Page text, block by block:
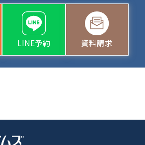
LINE予約 資料請求